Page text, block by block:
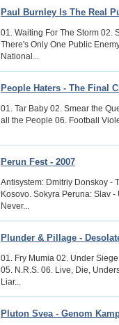
Paul Burnley Is The Real
01. Waiting For The Storm 02.
There's Only One Public
National...
People Haters - The Final
01. Tar Baby 02. Smear the
all the People 06. Football
Perun Fest - 2007
Antisystem: Dmitriy Donskoy -
Kosovo. Sokyra Peruna: Slav
Never...
Plunder & Pillage -
01. Fry Mumia 02. Under
05. N.R.S. 06. Live, Die,
Liar...
Pluton Svea - Genom